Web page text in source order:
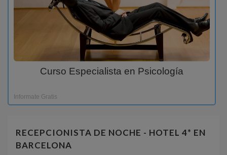
Curso Especialista en Psicología
Informate Gratis
RECEPCIONISTA DE NOCHE - HOTEL 4* EN
BARCELONA